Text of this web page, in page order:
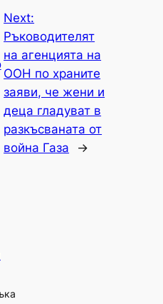
Next:
Ръководителят
на агенцията на
ООН по храните
заяви, че жени и
деца гладуват в
разкъсваната от
война Газа
→